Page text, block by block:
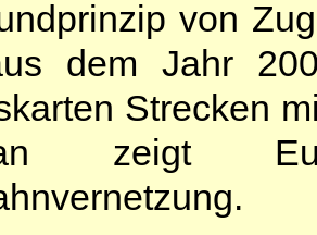
von
dem Jahr
Strecken
zeigt